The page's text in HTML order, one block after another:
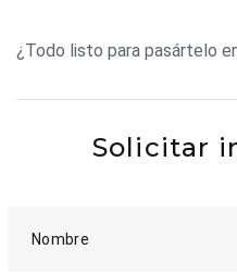
¿Todo listo para pasártelo
Solicitar
Nombre